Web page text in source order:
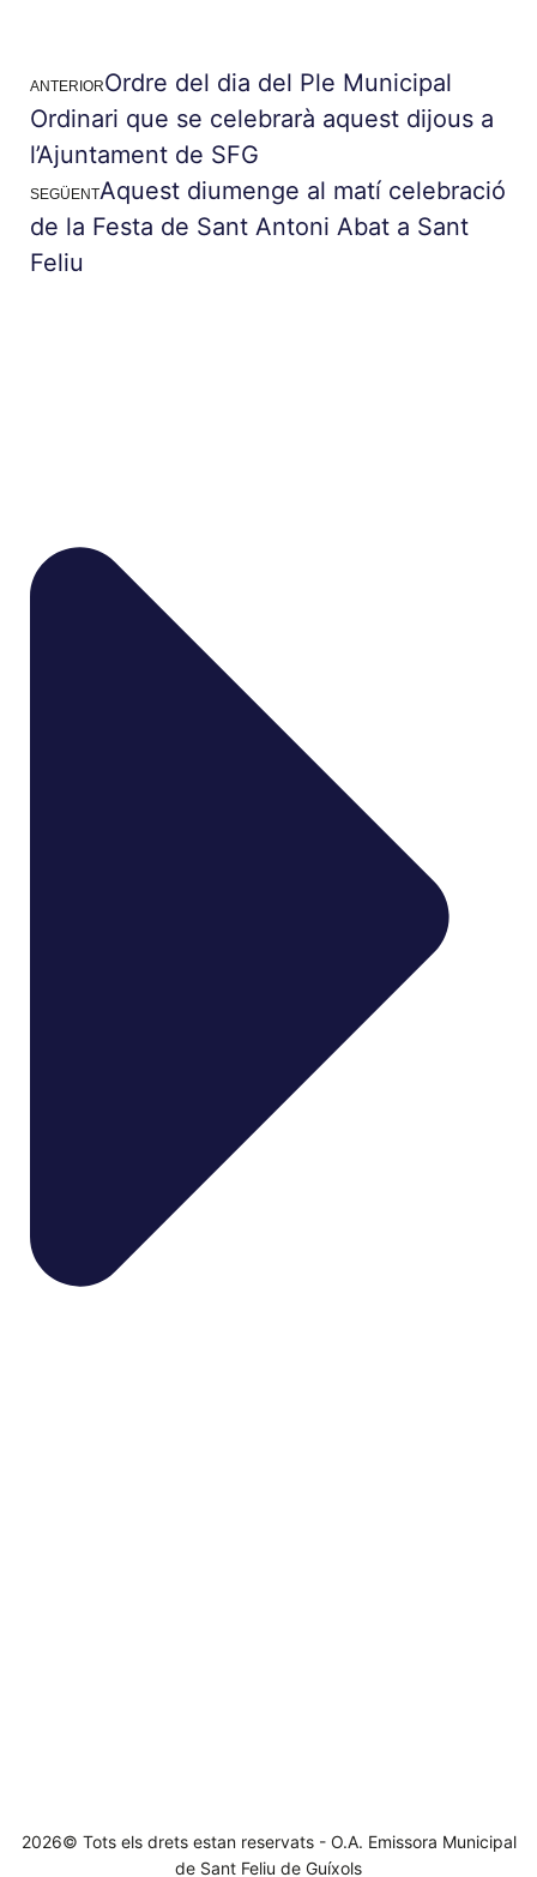
ANTERIOROrdre del dia del Ple Municipal
Ordinari que se celebrarà aquest dijous a
l’Ajuntament de SFG
SEGÜENTAquest diumenge al matí celebració
de la Festa de Sant Antoni Abat a Sant
Feliu
2026© Tots els drets estan reservats - O.A. Emissora Municipal
de Sant Feliu de Guíxols